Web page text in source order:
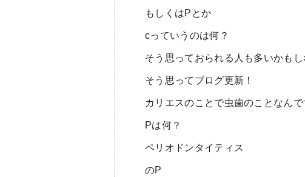
もしくはPとか
cっていうのは何？
そう思っておられる人も多いかも
そう思ってブログ更新！
カリエスのことで虫歯のことなんで
Pは何？
ペリオドンタイティス
のP